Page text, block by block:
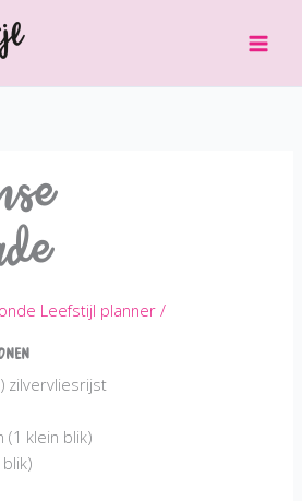
Leefstijl planner/
zilvervliesrijst
(1 klein blik)